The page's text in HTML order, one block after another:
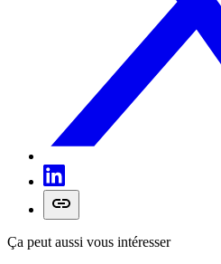
Ça peut aussi vous intéresser